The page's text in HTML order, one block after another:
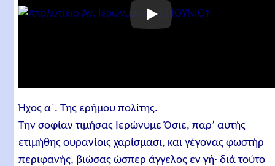
Ήχος α´. Της ερήμου πολίτης.
Την σοφίαν τιμήσας Ιερώνυμε Όσιε, παρ’ αυτής
ετιμήθης ουρανίοις χαρίσμασι, και γέγονας φωστήρ
περιφανής, βιώσας ώσπερ άγγελος εν γή· διά τούτο